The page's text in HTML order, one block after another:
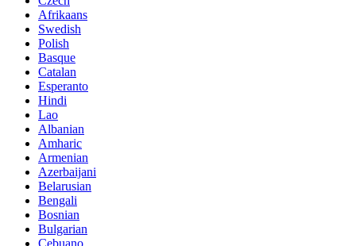
Afrikaans
Swedish
Polish
Basque
Catalan
Esperanto
Hindi
Lao
Albanian
Amharic
Armenian
Azerbaijani
Belarusian
Bengali
Bosnian
Bulgarian
Cebuano